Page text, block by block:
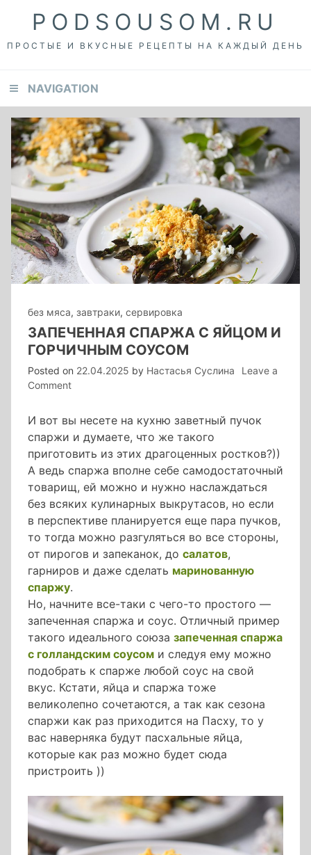
primary
content
footer
PODSOUSOM.RU
ПРОСТЫЕ И ВКУСНЫЕ РЕЦЕПТЫ НА КАЖДЫЙ ДЕНЬ
NAVIGATION
без мяса, завтраки, сервировка
ЗАПЕЧЕННАЯ СПАРЖА С ЯЙЦОМ И
ГОРЧИЧНЫМ СОУСОМ
Posted on 22.04.2025 by Настасья Суслина
Leave a
Commenton
с
яйцом
и
горчичным
соусом
И вот вы несете на кухню заветный пучок
спаржи и думаете, что же такого
приготовить из этих драгоценных ростков?))
А ведь спаржа вполне себе самодостаточный
товарищ, ей можно и нужно наслаждаться
без всяких кулинарных выкрутасов, но если
в перспективе планируется еще пара пучков,
то тогда можно разгуляться во все стороны,
от пирогов и запеканок, до салатов,
гарниров и даже сделать маринованную
спаржу.
Но, начните все-таки с чего-то простого —
запеченная спаржа и соус. Отличный пример
такого идеального союза запеченная спаржа
с голландским соусом и следуя ему можно
подобрать к спарже любой соус на свой
вкус. Кстати, яйца и спаржа тоже
великолепно сочетаются, а так как сезона
спаржи как раз приходится на Пасху, то у
вас наверняка будут пасхальные яйца,
которые как раз можно будет сюда
пристроить ))